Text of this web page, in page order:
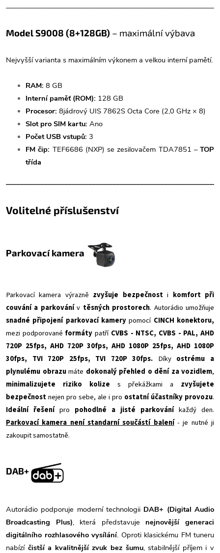
Model S9008 (8+128GB) – maximální výbava
Nejvyšší varianta s maximálním výkonem a velkou interní pamětí.
RAM: 8 GB
Interní paměť (ROM): 128 GB
Procesor: 8jádrový UIS 7862S Octa Core (2,0 GHz × 8)
Slot pro SIM kartu: Ano
Počet USB vstupů: 3
FM čip: TEF6686 (NXP) se zesilovačem TDA7851 – TOP
třída
Volitelné příslušenství
Parkovací kamera
Parkovací kamera výrazně zvyšuje bezpečnosti komfort při
couvání a parkovánív těsných prostorech. Autorádio umožňuje
snadné připojení parkovací kamery pomocí CINCH konektoru,
mezi podporované formátypatří CVBS - NTSC, CVBS - PAL, AHD
720P 25fps, AHD 720P 30fps, AHD 1080P 25fps, AHD 1080P
30fps, TVI 720P 25fps, TVI 720P 30fps. Díky ostrému a
plynulému obrazumáte dokonalý přehled o dění za vozidlem,
minimalizujete riziko kolize s překážkami a zvyšujete
bezpečnostnejen pro sebe, ale i pro ostatní účastníky provozu.
Ideální řešenípro pohodlné a jisté parkováníkaždý den.
Parkovací kamera není standarní součástí balení- je nutné ji
zakoupit samostatně.
DAB+
Autorádio podporuje moderní technologii DAB+ (Digital Audio
Broadcasting Plus), která představuje
nejnovější generaci
digitálního rozhlasového vysílání. Oproti klasickému FM tuneru
nabízí čistší a kvalitnější zvuk bez šumu, stabilnější příjem i v